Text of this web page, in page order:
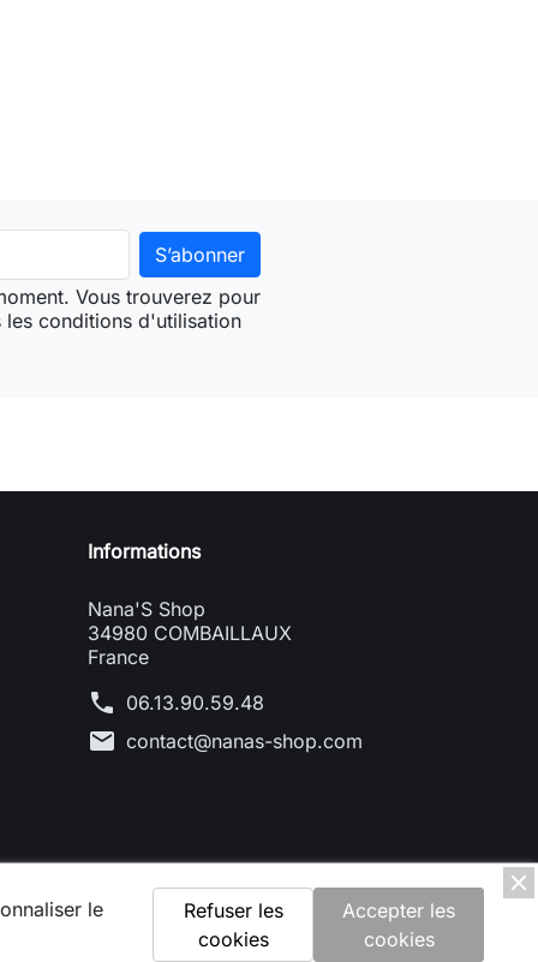
Vous trouverez pour
conditions d'utilisation
Informations
Nana'S Shop
34980 COMBAILLAUX
France
phone 06.13.90.59.48
mail contact@nanas-shop.com
le
Accepter les
cookies
Refuser les
cookies